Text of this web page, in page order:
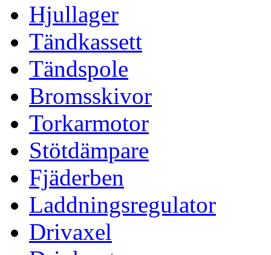
Hjullager
Tändkassett
Tändspole
Bromsskivor
Torkarmotor
Stötdämpare
Fjäderben
Laddningsregulator
Drivaxel